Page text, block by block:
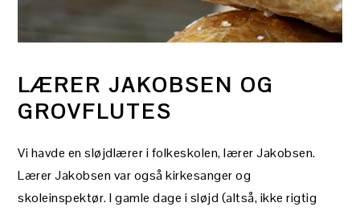
LÆRER JAKOBSEN OG
GROVFLUTES
Vi havde en sløjdlærer i folkeskolen, lærer Jakobsen.
Lærer Jakobsen var også kirkesanger og
skoleinspektør. I gamle dage i sløjd (altså, ikke rigtig